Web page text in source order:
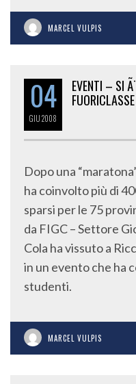
MARCEL VULPIS
04
GIU2008
EVENTI – SI
Dopo una
ha coinvolto più di
sparsi per le 75
da FIGC – Settore
Cola ha vissuto a
in un evento che ha
studenti.
MARCEL VULPIS